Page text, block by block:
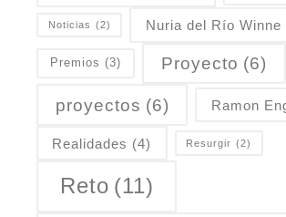
Noticias (2) Nuria del Río Winne
Premios (3) Proyecto (6)
proyectos (6) Ramon
Realidades (4) Resurgir (2)
Reto (11)